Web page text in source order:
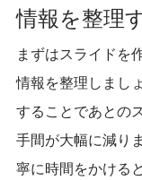
情報を整理
まずはスライドを
情報を整理しまし
することであとの
手間が大幅に減り
寧に時間をかける